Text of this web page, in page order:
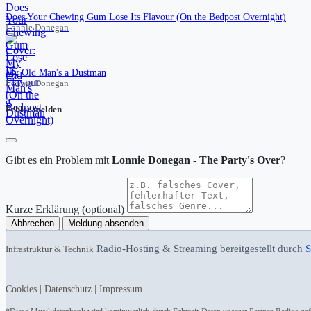
Does Your Chewing Gum Lose Its Flavour (On the Bedpost Overnight)
Lonnie Donegan
My Old Man's a Dustman
Lonnie Donegan
Fehler melden
Gibt es ein Problem mit Lonnie Donegan - The Party's Over?
Kurze Erklärung (optional)
Abbrechen Meldung absenden
Infrastruktur & Technik Radio-Hosting & Streaming bereitgestellt durch
Cookies Datenschutz Impressum